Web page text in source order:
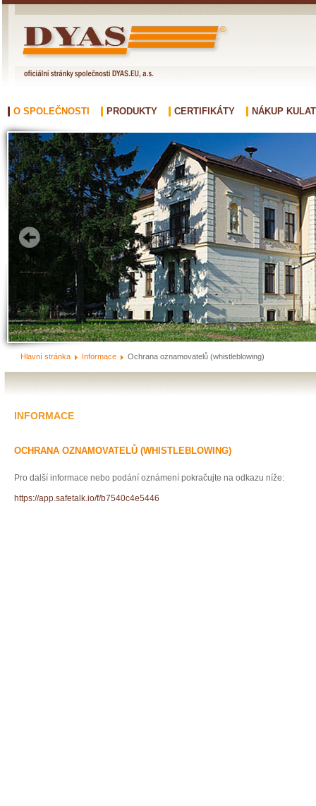
O SPOLEČNOSTI PRODUKTY CERTIFIKÁTY NÁKUP
Hlavní stránka Informace Ochrana oznamovatelů (whistleblowing)
INFORMACE
OCHRANA OZNAMOVATELŮ (WHISTLEBLOWING)
Pro další informace nebo podání oznámení pokračujte na odkazu níže:
https://app.safetalk.io/f/b7540c4e5446